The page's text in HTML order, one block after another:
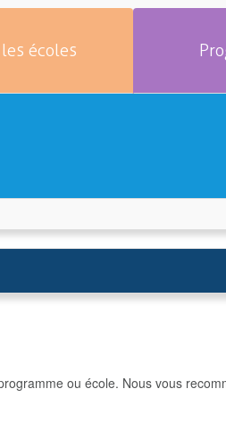
écoles
ou école. Nous vous